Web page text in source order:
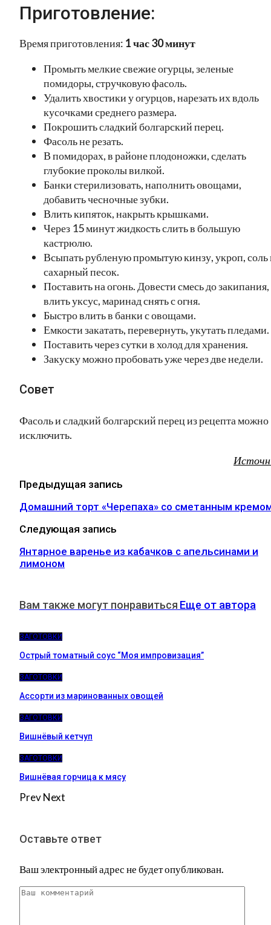
Приготовление:
Время приготовления: 1 час 30 минут
Промыть мелкие свежие огурцы, зеленые
помидоры, стручковую фасоль.
Удалить хвостики у огурцов, нарезать их вдоль
кусочками среднего размера.
Покрошить сладкий болгарский перец.
Фасоль не резать.
В помидорах, в районе плодоножки, сделать
глубокие проколы вилкой.
Банки стерилизовать, наполнить овощами,
добавить чесночные зубки.
Влить кипяток, накрыть крышками.
Через 15 минут жидкость слить в большую
кастрюлю.
Всыпать рубленую промытую кинзу, укроп, соль
сахарный песок.
Поставить на огонь. Довести смесь до закипания,
влить уксус, маринад снять с огня.
Быстро влить в банки с овощами.
Емкости закатать, перевернуть, укутать пледами.
Поставить через сутки в холод для хранения.
Закуску можно пробовать уже через две недели.
Совет
Фасоль и сладкий болгарский перец из рецепта можно
исключить.
Предыдущая запись
Домашний торт «Черепаха» со сметанным
Следующая запись
Янтарное варенье из кабачков с апельсинами и
лимоном
Вам также могут понравиться Еще от автора
ЗАГОТОВКИ
Острый томатный соус “Моя импровизация”
ЗАГОТОВКИ
Ассорти из маринованных овощей
ЗАГОТОВКИ
Вишнёвый кетчуп
ЗАГОТОВКИ
Вишнёвая горчица к мясу
PrevNext
Оставьте ответ
Ваш электронный адрес не будет опубликован.